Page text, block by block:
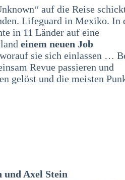
auf die Reise
Lifeguard in Mexiko. In
in 11 Länder auf eine
einem neuen Job
sie sich einlassen …
Revue passieren und
gelöst und die meisten
und Axel Stein